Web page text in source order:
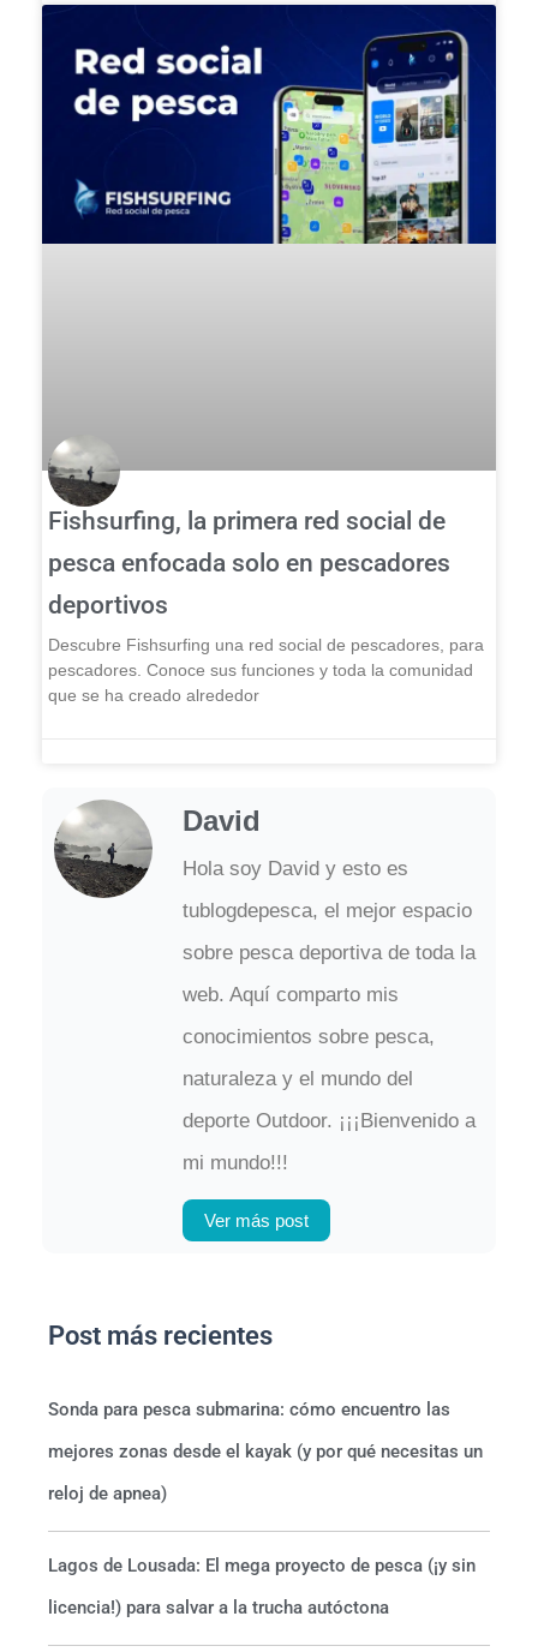
Fishsurfing, la primera red social de
pesca enfocada solo en pescadores
deportivos
Descubre Fishsurfing una red social de pescadores, para
pescadores. Conoce sus funciones y toda la comunidad
que se ha creado alrededor
David
Hola soy David y esto es
tublogdepesca, el mejor espacio
sobre pesca deportiva de toda la
web. Aquí comparto mis
conocimientos sobre pesca,
naturaleza y el mundo del
deporte Outdoor. ¡¡¡Bienvenido a
mi mundo!!!
Ver más post
Post más recientes
Sonda para pesca submarina: cómo encuentro las
mejores zonas desde el kayak (y por qué necesitas un
reloj de apnea)
Lagos de Lousada: El mega proyecto de pesca (¡y sin
licencia!) para salvar a la trucha autóctona